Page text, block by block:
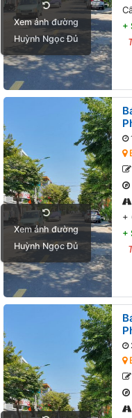
Xem ảnh đường
Huỳnh Ngọc Đủ
+
Xem ảnh đường
Huỳnh Ngọc Đủ
+
+